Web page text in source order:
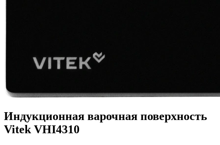
Индукционная варочная поверхность
Vitek VHI4310